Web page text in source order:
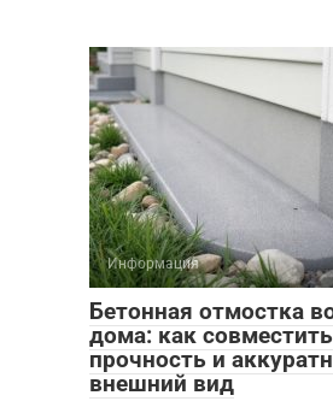
Информация
Бетонная отмостка
дома: как совместить
прочность и
внешний вид